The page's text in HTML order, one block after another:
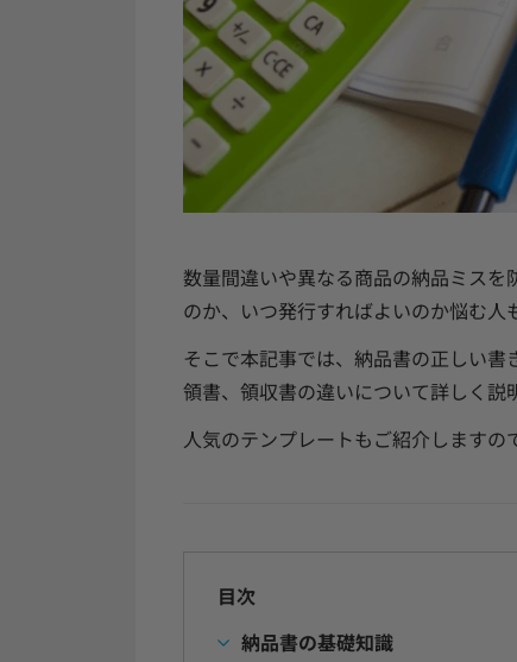
数量間違いや異なる商品の納品ミス
のか、いつ発行すればよいのか悩む人
そこで本記事では、納品書の正しい
領書、領収書の違いについて詳しく説
人気のテンプレートもご紹介しますの
目次
納品書の基礎知識